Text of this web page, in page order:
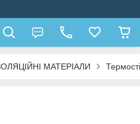
МАТЕРІАЛИ